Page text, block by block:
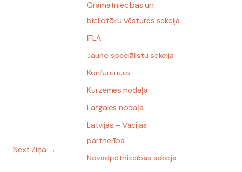
Next Ziņa →
Grāmatniecības un
bibliotēku vēstures sekcija
IFLA
Jauno speciālistu sekcija
Konferences
Kurzemes nodaļa
Latgales nodaļa
Latvijas – Vācijas
partnerība
Novadpētniecības sekcija